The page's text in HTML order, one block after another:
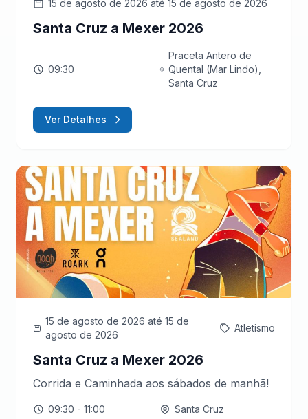
15 de agosto de 2026 até 15 de agosto de 2026
Santa Cruz a Mexer 2026
09:30
Praceta Antero de
Quental (Mar Lindo),
Santa Cruz
Ver Detalhes
15 de agosto de 2026 até 15 de
agosto de 2026
Atletismo
Santa Cruz a Mexer 2026
Corrida e Caminhada aos sábados de manhã!
09:30 - 11:00 Santa Cruz